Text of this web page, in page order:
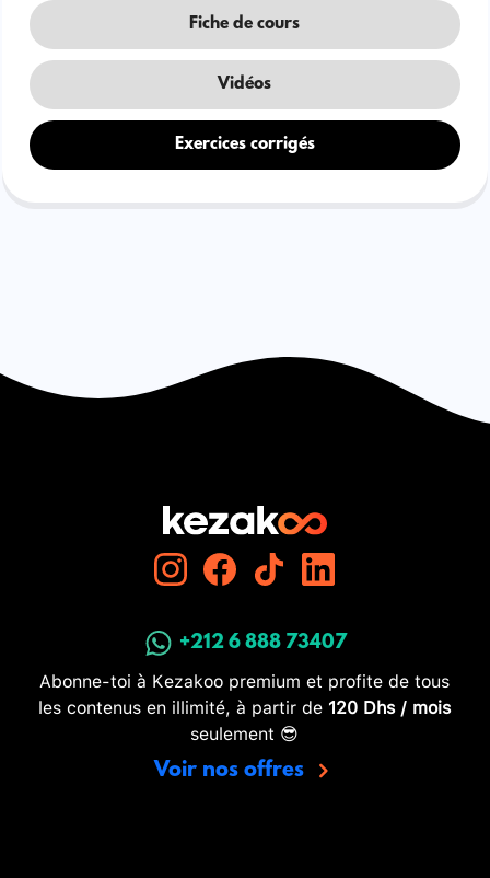
Fiche de cours
Vidéos
Exercices corrigés
+212 6 888 73407
Abonne-toi à Kezakoo premium et profite de tous
les contenus en illimité, à partir de 120 Dhs / mois
seulement 😎
Voir nos offres